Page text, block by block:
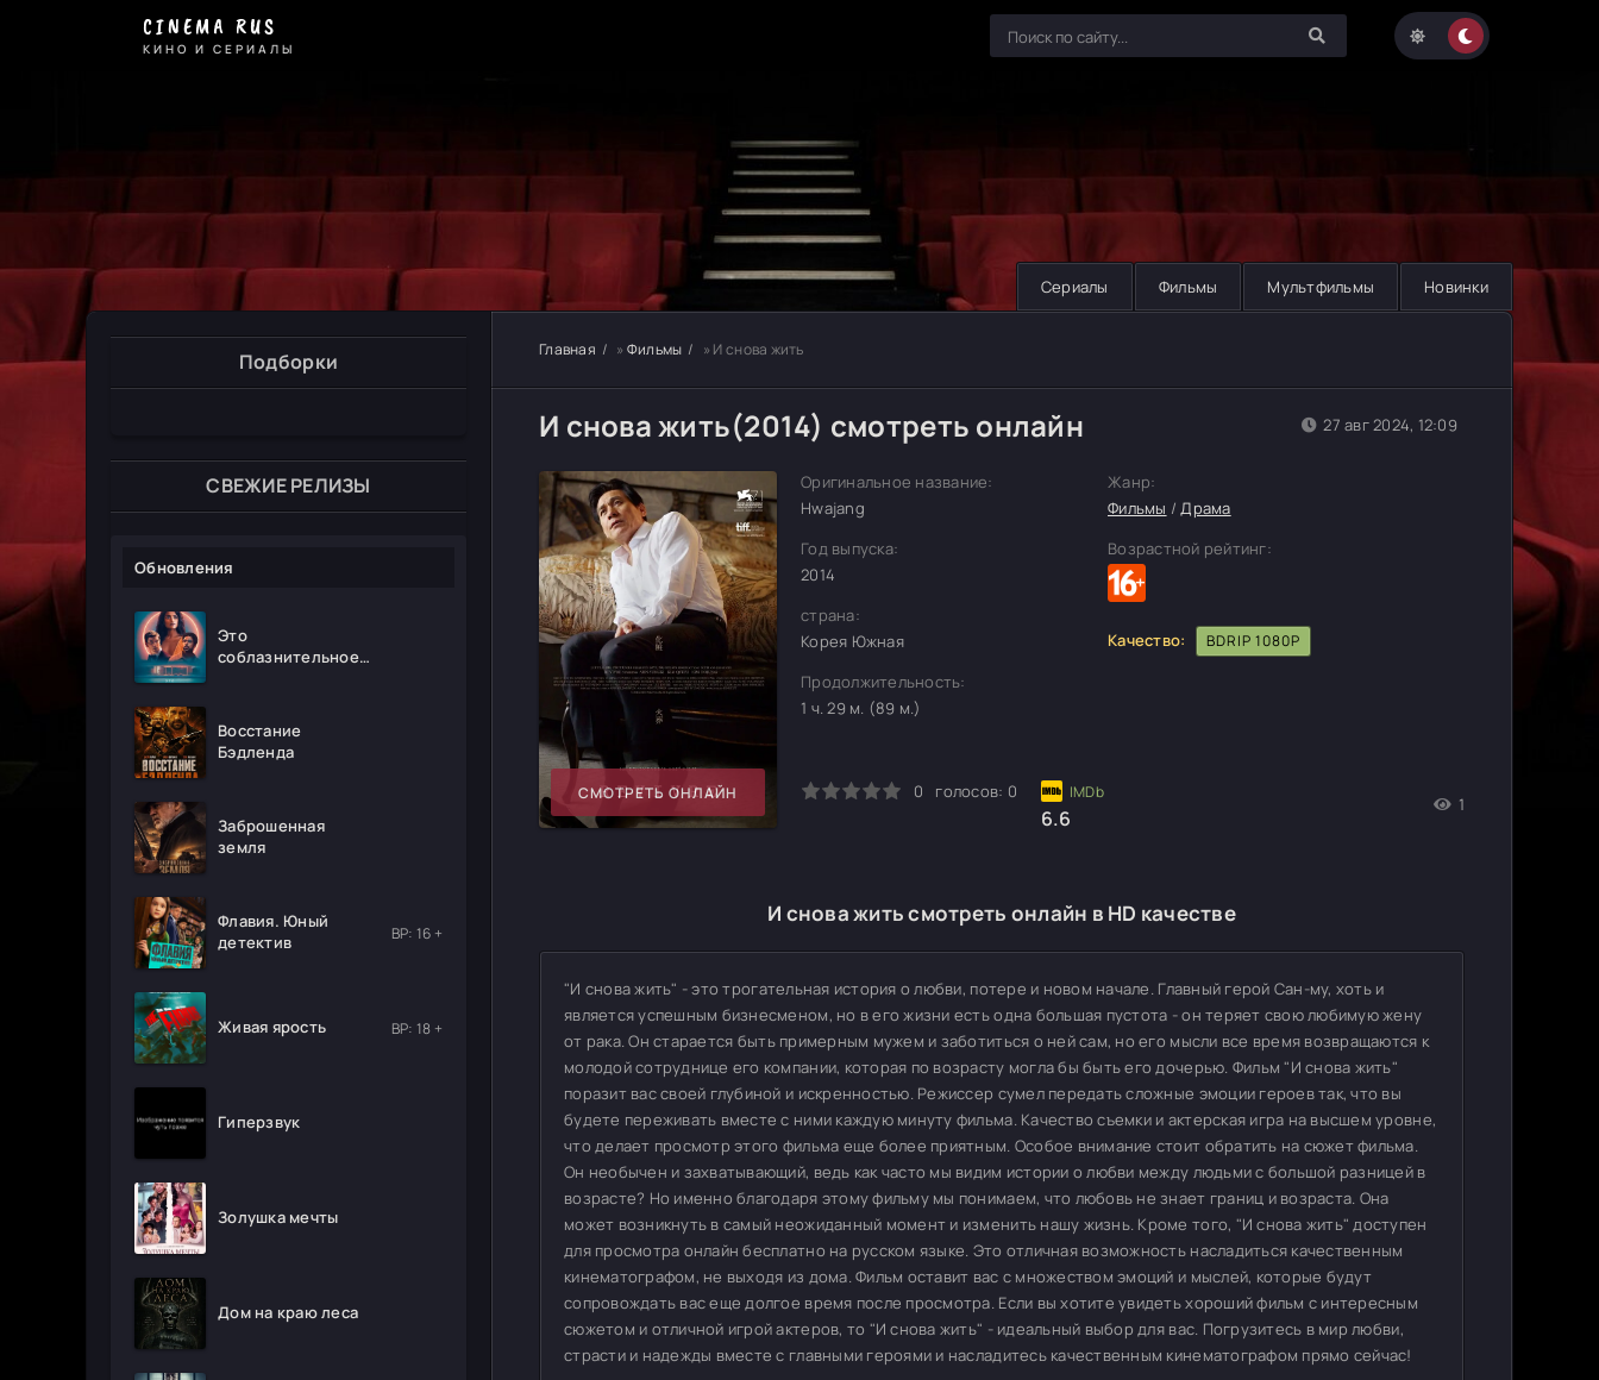
CINEMA RUS
КИНО И СЕРИАЛЫ
Сериалы Фильмы Мультфильмы Новинки
Подборки
СВЕЖИЕ РЕЛИЗЫ
Обновления
Это
соблазнительное
Восстание
Бэдленда
Заброшенная
земля
Флавия. Юный
детектив
ВР: 16 +
Живая ярость ВР: 18 +
Гиперзвук
Золушка мечты
Дом на краю леса
Главная » Фильмы » И снова жить
И снова жить(2014) смотреть онлайн
СМОТРЕТЬ ОНЛАЙН
Оригинальное название:
Hwajang
Год выпуска:
2014
страна:
Корея Южная
Продолжительность:
1 ч. 29 м. (89 м.)
1 2 3 0 голосов: 0
6.6
1
27 авг 2024, 12:09
Жанр:
Фильмы /Драма
Возрастной рейтинг:
Качество: BDRIP 1080P
И снова жить смотреть онлайн в HD качестве
"И снова жить" - это трогательная история о любви, потере и новом начале. Главный герой Сан-му, хоть и
является успешным бизнесменом, но в его жизни есть одна большая пустота - он теряет свою любимую жену
от рака. Он старается быть примерным мужем и заботиться о ней сам, но его мысли все время возвращаются к
молодой сотруднице его компании, которая по возрасту могла бы быть его дочерью. Фильм "И снова жить"
поразит вас своей глубиной и искренностью. Режиссер сумел передать сложные эмоции героев так, что вы
будете переживать вместе с ними каждую минуту фильма. Качество съемки и актерская игра на высшем уровне,
что делает просмотр этого фильма еще более приятным. Особое внимание стоит обратить на сюжет фильма.
Он необычен и захватывающий, ведь как часто мы видим истории о любви между людьми с большой разницей в
возрасте? Но именно благодаря этому фильму мы понимаем, что любовь не знает границ и возраста. Она
может возникнуть в самый неожиданный момент и изменить нашу жизнь. Кроме того, "И снова жить" доступен
для просмотра онлайн бесплатно на русском языке. Это отличная возможность насладиться качественным
кинематографом, не выходя из дома. Фильм оставит вас с множеством эмоций и мыслей, которые будут
сопровождать вас еще долгое время после просмотра. Если вы хотите увидеть хороший фильм с интересным
сюжетом и отличной игрой актеров, то "И снова жить" - идеальный выбор для вас. Погрузитесь в мир любви,
страсти и надежды вместе с главными героями и насладитесь качественным кинематографом прямо сейчас!